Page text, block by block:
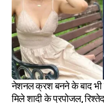
नेशनल क्रश बनने के बाद भी
मिले शादी के प्रपोजल,